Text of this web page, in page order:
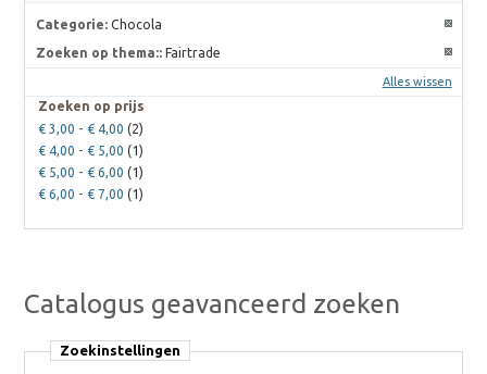
Catalogus geavanceerd zoeken
Zoekinstellingen
Categorie: Chocola
Zoeken op thema:: Fairtrade
Alles wissen
Zoeken op prijs
€ 3,00 -€ 4,00 (2)
€ 4,00 -€ 5,00 (1)
€ 5,00 -€ 6,00 (1)
€ 6,00 -€ 7,00 (1)